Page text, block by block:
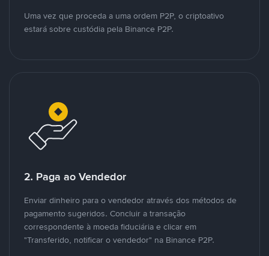
Uma vez que proceda a uma ordem P2P, o criptoativo
estará sobre custódia pela Binance P2P.
2. Paga ao Vendedor
Enviar dinheiro para o vendedor através dos métodos de
pagamento sugeridos. Concluir a transação
correspondente à moeda fiduciária e clicar em
"Transferido, notificar o vendedor" na Binance P2P.